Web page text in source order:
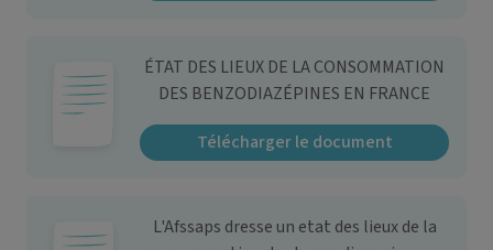
ÉTAT DES LIEUX DE LA CONSOMMATION
DES BENZODIAZÉPINES EN FRANCE
Télécharger le document
L'Afssaps dresse un etat des lieux de la